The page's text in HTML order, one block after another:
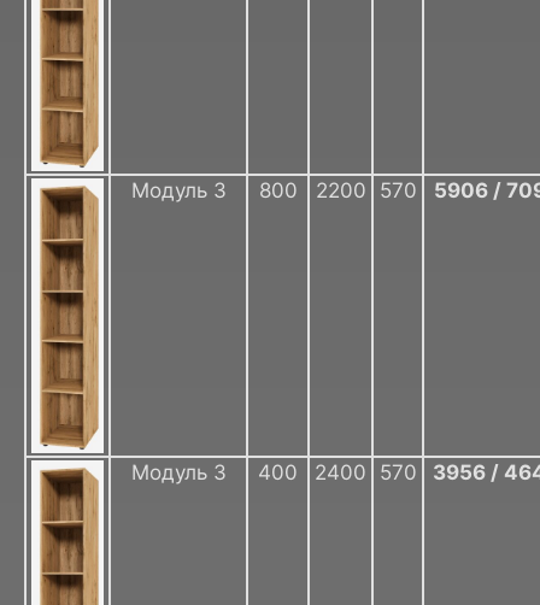
Модуль 3 800 2200 570 5906 /
Модуль 3 400 2400 570 3956 /